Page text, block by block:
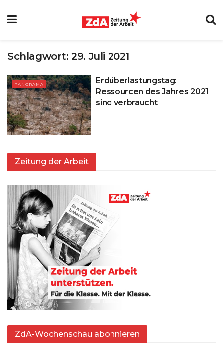
Schlagwort:29. Juli 2021
PANORAMA
Erdüberlastungstag:
Ressourcen des Jahres 2021
sind verbraucht
Zeitung der Arbeit
ZdA-Wochenschau abonnieren